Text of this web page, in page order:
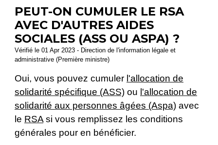
PEUT-ON CUMULER LE RSA
AVEC D'AUTRES AIDES
SOCIALES (ASS OU ASPA) ?
Vérifié le 01 Apr 2023 - Direction de l'information légale et
administrative (Première ministre)
Oui, vous pouvez cumuler l'allocation de
solidarité spécifique (ASS) ou l'allocation de
solidarité aux personnes âgées (Aspa) avec
le RSA si vous remplissez les conditions
générales pour en bénéficier.